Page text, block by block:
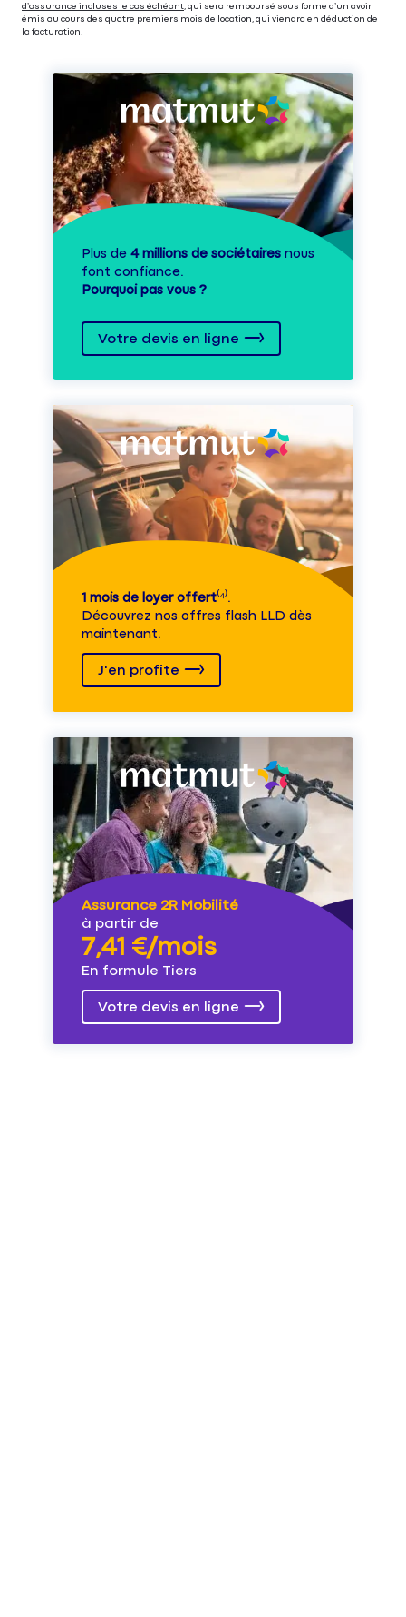
d’assurance incluses le cas échéant , qui sera remboursé sous forme d’un avoir
émis au cours des quatre premiers mois de location, qui viendra en déduction de
la facturation.
Plus de 4 millions de sociétaires nous
font confiance.
Pourquoi pas vous ?
Votre devis en ligne
1 mois de loyer offert⁽⁴⁾.
Découvrez nos offres flash LLD dès
maintenant.
J'en profite
Assurance 2R Mobilité
à partir de
7,41 €/mois
En formule Tiers
Votre devis en ligne